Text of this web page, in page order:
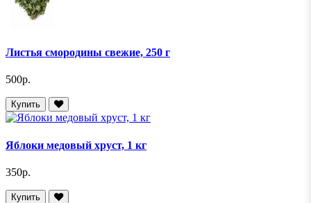
Листья смородины свежие, 250 г
500р.
Купить
Яблоки медовый хруст, 1 кг
350р.
Купить